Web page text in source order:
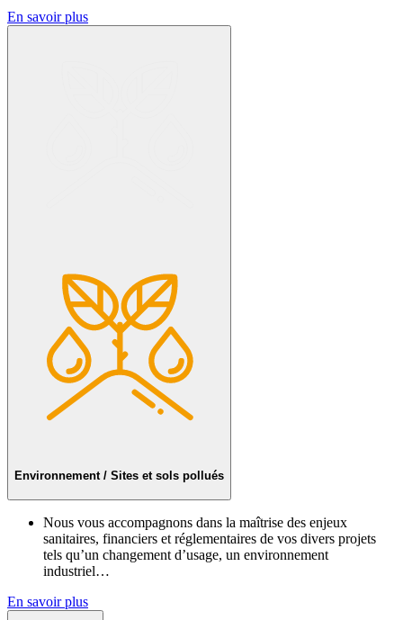
En savoir plus
Environnement / Sites et sols pollués
Nous vous accompagnons dans la maîtrise des enjeux
sanitaires, financiers et réglementaires de vos divers projets
tels qu’un changement d’usage, un environnement
industriel…
En savoir plus